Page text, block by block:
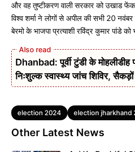
और वह तुष्टीकरण वाली सरकार को उखाड
विश्व शर्मा ने लोगों से अपील की सभी 20
बेरमो के भाजपा प्रत्याशी रविंद्र कुमार पांडे
Dhanbad: पूर्वी टुंडी के मोहलीडीह
निःशुल्क स्वास्थ्य जांच शिविर, सैकड़ों
Tags
election 2024 election jharkhand
Other Latest News